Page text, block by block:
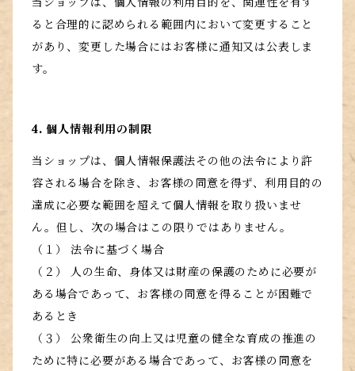
ると合理的に認められる範囲内において変更すること
があり、変更した場合にはお客様に通知又は公表しま
す。
4. 個人情報利用の制限
当ショップは、個人情報保護法その他の法令により許
容される場合を除き、お客様の同意を得ず、利用目的の
達成に必要な範囲を超えて個人情報を取り扱いませ
ん。但し、次の場合はこの限りではありません。
（１） 法令に基づく場合
（２） 人の生命、身体又は財産の保護のために必要が
ある場合であって、お客様の同意を得ることが困難で
あるとき
（３） 公衆衛生の向上又は児童の健全な育成の推進の
ために特に必要がある場合であって、お客様の同意を